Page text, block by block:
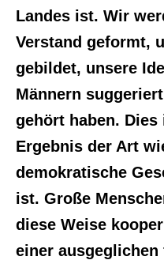
Landes ist. Wir
Verstand geformt,
gebildet, unsere
Männern
gehört haben.
Ergebnis der Art
demokratische
ist. Große
diese Weise
einer